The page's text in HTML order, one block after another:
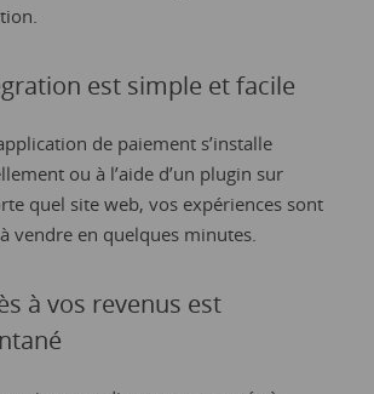
est simple et facile
de paiement s’installe
ou à l’aide d’un plugin sur
quel site web, vos expériences sont
vendre en quelques minutes.
à vos revenus est